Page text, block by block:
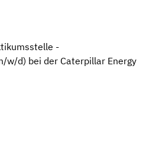
-
w/d) bei der Caterpillar Energy